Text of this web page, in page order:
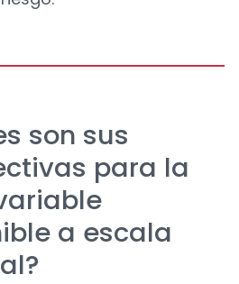
son sus
para la
a escala